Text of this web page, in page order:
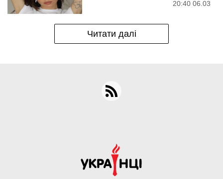
20:40 06.03
Читати далі